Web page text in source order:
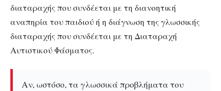
διαταραχής που συνδέεται με τη διανοητική
αναπηρία του παιδιού ή η διάγνωση της γλωσσικής
διαταραχής που συνδέεται με τη Διαταραχή
Αυτιστικού Φάσματος.
Αν, ωστόσο, τα γλωσσικά προβλήματα του